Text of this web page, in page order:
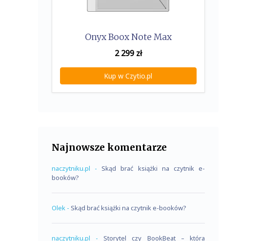
Onyx Boox Note Max
2 299zł
Kup w Czytio.pl
Najnowsze komentarze
naczytniku.pl - Skąd brać książki na czytnik e-
booków?
Olek - Skąd brać książki na czytnik e-booków?
naczytniku.pl - Storytel czy BookBeat – która